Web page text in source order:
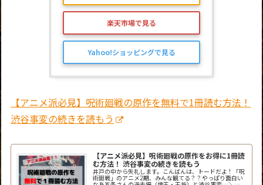
楽天市場で見る
Yahoo!ショッピングで見る
【アニメ派必見】呪術廻戦の原作を無料で1冊読む方法！
渋谷事変の続きを読もう
【アニメ派必見】呪術廻戦の原作をお得に1冊読
む方法！ 渋谷事変の続きを読もう
井戸の中から失礼します。こんばんは、トードだよ！「呪
術廻戦」のアニメ2期、みんな観てる？？やっぱり面白い